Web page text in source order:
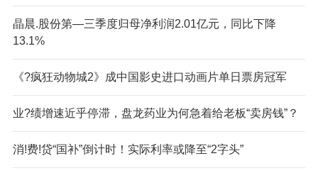
晶晨.股份第—三季度归母净利润2.01亿元，同比下降
13.1%
《?疯狂动物城2》成中国影史进口动画片单日票房冠军
业?绩增速近乎停滞，盘龙药业为何急着给老板“卖房钱”？
消!费!贷“国补”倒计时！实际利率或降至“2字头”